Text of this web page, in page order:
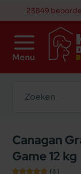
23849
Menu
Canagan
Game 12 kg
(3 )